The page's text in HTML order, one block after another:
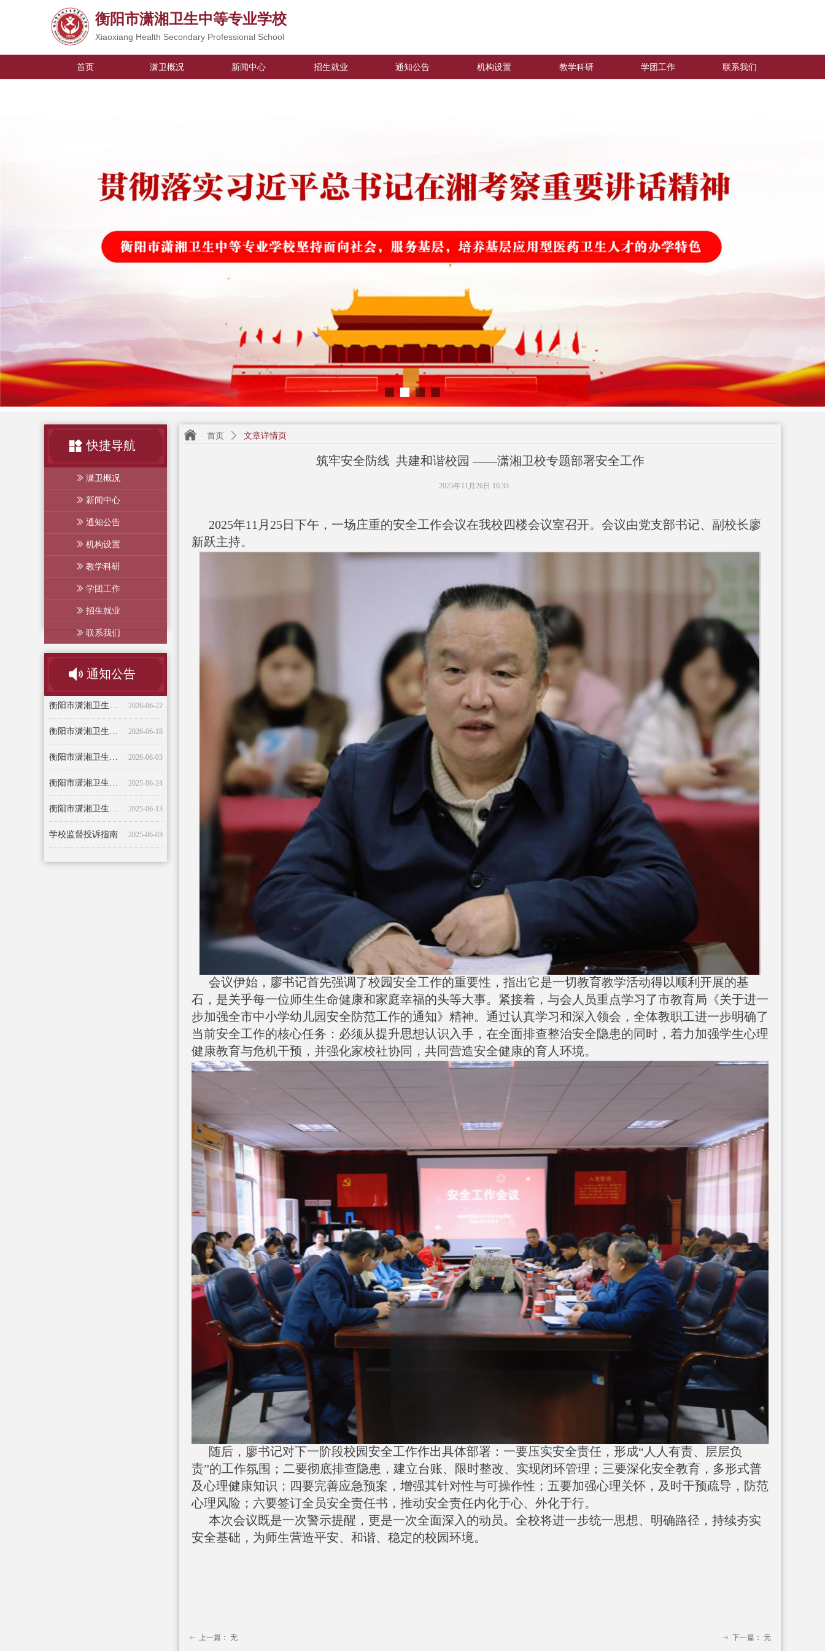
衡阳市潇湘卫生中等专业学校
Xiaoxiang Health Secondary Professional School
首页 潇卫概况 新闻中心 招生就业 通知公告 机构设置 教学科研 学团工作 联系我们
筑牢安全防线 共建和谐校园 ——潇湘卫校专题部署安全工作
2025年11月25日下午，一场庄重的安全工作会议在我校四楼会议室召开。会议由党支部书记、副校长廖
新跃主持。
会议伊始，廖书记首先强调了校园安全工作的重要性，指出它是一切教育教学活动得以顺利开展的基
石，是关乎每一位师生生命健康和家庭幸福的头等大事。紧接着，与会人员重点学习了市教育局《关于进一
步加强全市中小学幼儿园安全防范工作的通知》精神。通过认真学习和深入领会，全体教职工进一步明确了
当前安全工作的核心任务：必须从提升思想认识入手，在全面排查整治安全隐患的同时，着力加强学生心理
健康教育与危机干预，并强化家校社协同，共同营造安全健康的育人环境。
随后，廖书记对下一阶段校园安全工作作出具体部署：一要压实安全责任，形成“人人有责、层层负
责”的工作氛围；二要彻底排查隐患，建立台账、限时整改、实现闭环管理；三要深化安全教育，多形式普
及心理健康知识；四要完善应急预案，增强其针对性与可操作性；五要加强心理关怀，及时干预疏导，防范
心理风险；六要签订全员安全责任书，推动安全责任内化于心、外化于行。
本次会议既是一次警示提醒，更是一次全面深入的动员。全校将进一步统一思想、明确路径，持续夯实
安全基础，为师生营造平安、和谐、稳定的校园环境。
2025年11月26日 16:33
ꂃ 上一篇： 无 ꁹ 下一篇： 无
首页 ꄲ 文章详情页
2026-07-10
2026-06-24
2026-06-22
衡阳市潇湘卫生中等专业学校 2026年招聘公告
衡阳市潇湘卫生中等专业学校2026年学生校服采购招标公告
衡阳市潇湘卫生中等专业学校2025年新发展团员名单公示
衡阳市潇湘卫生中等专业学校关于王勋耒等老师拟录用的公告
学校监督投诉指南
衡阳市潇湘卫生中等专业学校端午节放假通知
2025-04-23
衡阳市潇湘卫生中等专业学校2025年五一劳动节放假通知及安全提醒
2024-01-05
2023-09-20
2023-04-18
2022-09-22
2022-04-26
2021-12-27
2021-11-12
2021-11-12
职称评审初审公示 2020-09-05
2020-07-06
通知公告
ꅀ 潇卫概况
ꅀ 新闻中心
ꅀ 通知公告
ꅀ 机构设置
ꅀ 教学科研
ꅀ 学团工作
ꅀ 招生就业
ꅀ 联系我们
快捷导航